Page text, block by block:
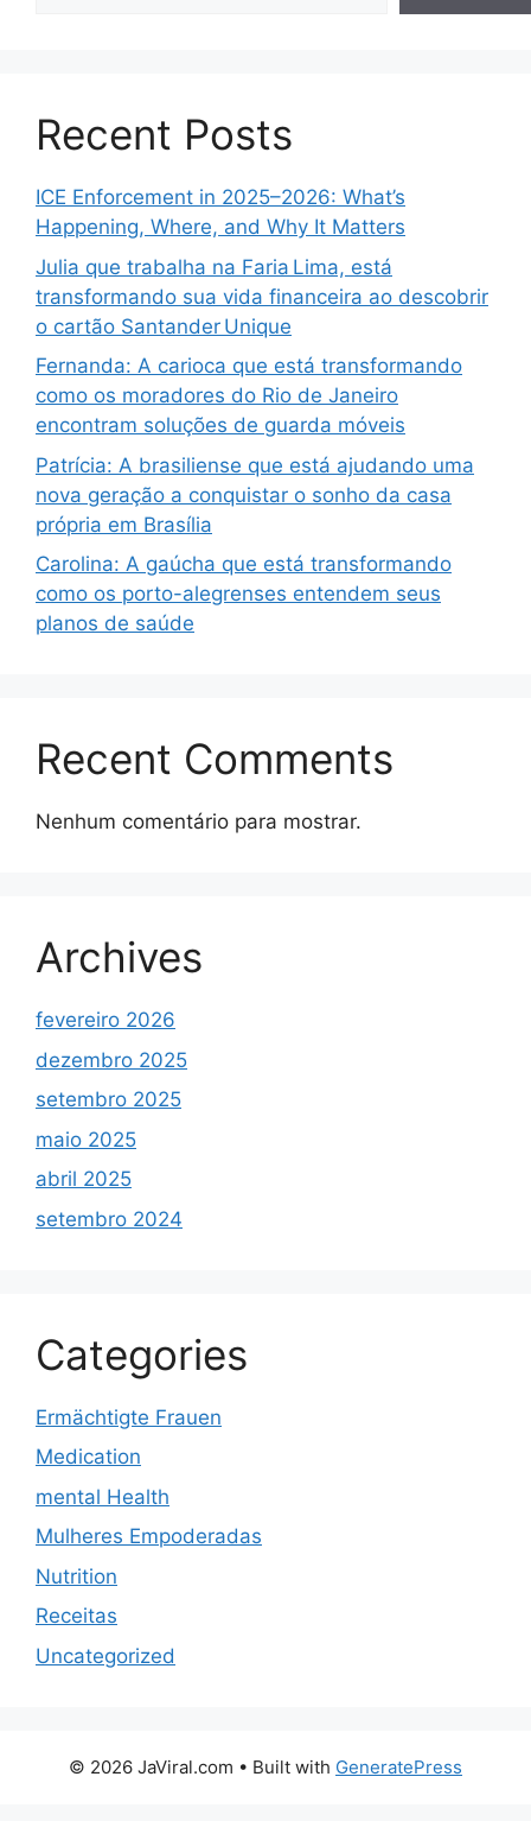
Recent Posts
ICE Enforcement in 2025–2026: What’s
Happening, Where, and Why It Matters
Julia que trabalha na Faria Lima, está
transformando sua vida financeira ao descobrir
o cartão Santander Unique
Fernanda: A carioca que está transformando
como os moradores do Rio de Janeiro
encontram soluções de guarda móveis
Patrícia: A brasiliense que está ajudando uma
nova geração a conquistar o sonho da casa
própria em Brasília
Carolina: A gaúcha que está transformando
como os porto-alegrenses entendem seus
planos de saúde
Recent Comments
Nenhum comentário para mostrar.
Archives
fevereiro 2026
dezembro 2025
setembro 2025
maio 2025
abril 2025
setembro 2024
Categories
Ermächtigte Frauen
Medication
mental Health
Mulheres Empoderadas
Nutrition
Receitas
Uncategorized
© 2026 JaViral.com • Built with GeneratePress